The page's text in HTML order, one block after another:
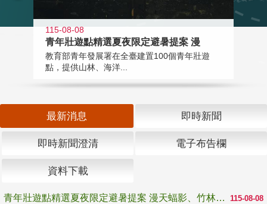
115-08-08
青年壯遊點精選夏夜限定避暑提案 漫
教育部青年發展署在全臺建置100個青年壯遊
點，提供山林、海洋...
最新消息 即時新聞
即時新聞澄清 電子布告欄
資料下載
115-08-08
青年壯遊點精選夏夜限定避暑提案 漫天蝠影、竹林尋蛙、茶香夜觀 邀青年暮色出發